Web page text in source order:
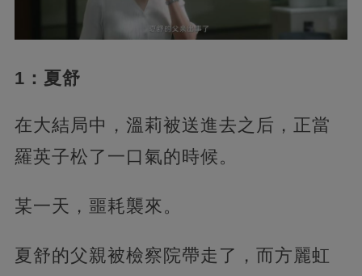
1：夏舒
在大結局中，溫莉被送進去之后，正當
羅英子松了一口氣的時候。
某一天，噩耗襲來。
夏舒的父親被檢察院帶走了，而方麗虹